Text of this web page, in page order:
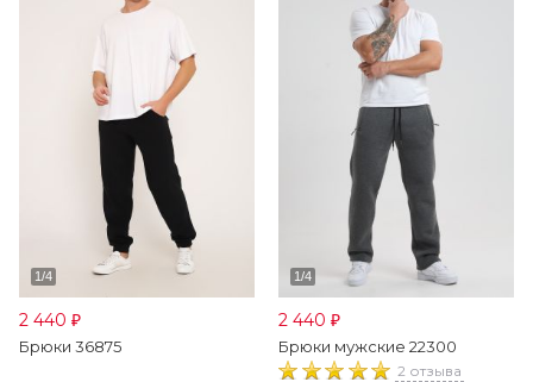
2 440 ₽
Брюки 36875
2 440 ₽
Брюки мужские 22300
2 отзыва